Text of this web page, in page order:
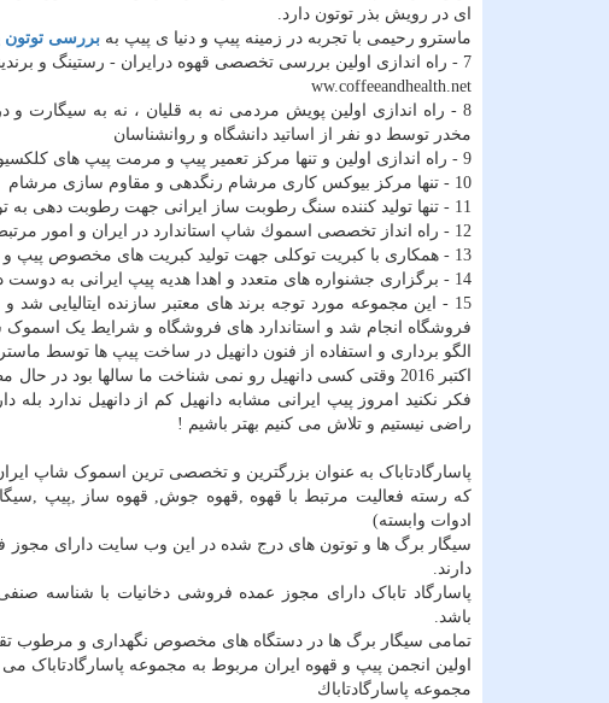
ای در رویش بذر توتون دارد.
ماسترو رحیمی با تجربه در زمینه پیپ و دنیا ی پیپ به بررسی توتون
7 - راه اندازی اولین بررسی تخصصی قهوه درایران - رستينگ و برندينگ دانه قهوه
ww.coffeeandhealth.net
8 - راه اندازی اولین پویش مردمی نه به قلیان ، نه به سیگارت و
مخدر توسط دو نفر از اساتيد دانشگاه و روانشناسان
9 - راه اندازی اولین و تنها مرکز تعمیر پیپ و مرمت پیپ های کلکسیونی در ایران
10 - تنها مركز بيوكس كاری مرشام رنگدهی و مقاوم سازی مرشام
11 - تنها توليد كننده سنگ رطوبت ساز ايرانی جهت رطوبت دهی به توتون
12 - راه انداز تخصصی اسموك شاپ استاندارد در ايران و امور مرتبط با نگهداری و آموزش تخصصی عرضه و نگهداری سيگاربرگ
13 - همكاری با كبريت توكلی جهت تولید كبريت های مخصوص پيپ و سيگاربرگ كه طرح های زيبای روی كبريت با ايده های خاص ماسترو رحيمی
14 - برگزاری جشنواره های متعدد و اهدا هدیه پیپ ایرانی به دوست دارن و علاقه مندان به دنیای پیپ
15 - این مجموعه مورد توجه برند های معتبر سازنده ایتالیایی
فروشگاه انجام شد و استاندارد های فروشگاه و شرایط یک اسموک
الگو برداری و استفاده از فنون دانهیل در ساخت پیپ ها توسط
اکتبر 2016 وقتی کسی دانهیل رو نمی شناخت ما سالها بود
فکر نکنید امروز پیپ ایرانی مشابه دانهیل کم از دانهیل ندارد
راضی نیستیم و تلاش می کنیم بهتر باشیم !
پاسارگادتاباک به عنوان بزرگترین و تخصصی ترین اسموک شاپ
که رسته فعالیت مرتبط با قهوه ,قهوه جوش, قهوه ساز ,پیپ
ادوات وابسته)
سیگار برگ ها و توتون های درج شده در این وب سایت دارای مجوز
دارند.
باشد.
تمامی سیگار برگ ها در دستگاه های مخصوص نگهداری و مرطوب
اولین انجمن پیپ و قهوه ایران مربوط به مجموعه پاسارگادتاباک
مجموعه پاسارگادتاباك